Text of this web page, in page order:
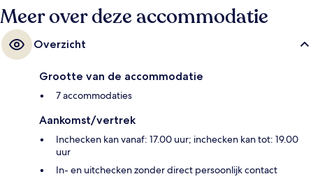
Meer over deze accommodatie
Overzicht
Grootte van de accommodatie
7 accommodaties
Aankomst/vertrek
Inchecken kan vanaf: 17.00 uur; inchecken kan tot: 19.00
uur
In- en uitchecken zonder direct persoonlijk contact